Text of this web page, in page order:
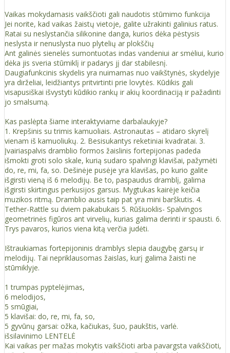
Vaikas mokydamasis vaikščioti gali naudotis stūmimo funkcija
Jei norite, kad vaikas žaistų vietoje, galite užrakinti galinius ratus.
Ratai su neslystančia silikonine danga, kurios dėka pėstysis
neslysta ir nenuslysta nuo plytelių ar plokščių
Ant galinės sienelės sumontuotas indas vandeniui ar smėliui, kurio
dėka jis sveria stūmiklį ir padarys jį dar stabilesnį.
Daugiafunkcinis skydelis yra nuimamas nuo vaikštynės, skydelyje
yra dirželiai, leidžiantys pritvirtinti prie lovytės. Kūdikis gali
visapusiškai išvystyti kūdikio rankų ir akių koordinaciją ir pažadinti
jo smalsumą.
Kas paslėpta šiame interaktyviame darbalaukyje?
1. Krepšinis su trimis kamuoliais. Astronautas – atidaro skyrelį
vienam iš kamuoliukų. 2. Besisukantys reketiniai kvadratai. 3.
Įvairiaspalvis dramblio formos žaislinis fortepijonas padeda
išmokti groti solo skale, kurią sudaro spalvingi klavišai, pažymėti
do, re, mi, fa, so. Dešinėje pusėje yra klavišas, po kurio galite
išgirsti vieną iš 6 melodijų. Be to, paspaudus dramblį, galima
išgirsti skirtingus perkusijos garsus. Mygtukas kairėje keičia
muzikos ritmą. Dramblio ausis taip pat yra mini barškutis. 4.
Tether-Rattle su dviem pakabukais 5. Rūšiuoklis- Spalvingos
geometrinės figūros ant virvelių, kurias galima derinti ir spausti. 6.
Trys pavaros, kurios viena kitą verčia judėti.
Ištraukiamas fortepijoninis dramblys slepia daugybę garsų ir
melodijų. Tai nepriklausomas žaislas, kurį galima žaisti ne
stūmiklyje.
1 trumpas pyptelėjimas,
6 melodijos,
5 smūgiai,
5 klavišai: do, re, mi, fa, so,
5 gyvūnų garsai: ožka, kačiukas, šuo, paukštis, varlė.
išsilavinimo LENTELĖ
Kai vaikas per mažas mokytis vaikščioti arba pavargsta vaikščioti,